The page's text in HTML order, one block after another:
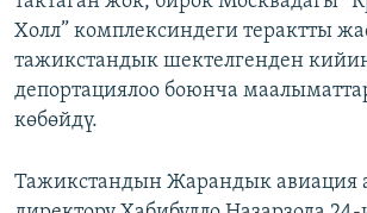
Холл” комплексиндеги терактты
тажикстандык шектелгенден
депортациялоо боюнча
көбөйдү.
Тажикстандын Жарандык авиация